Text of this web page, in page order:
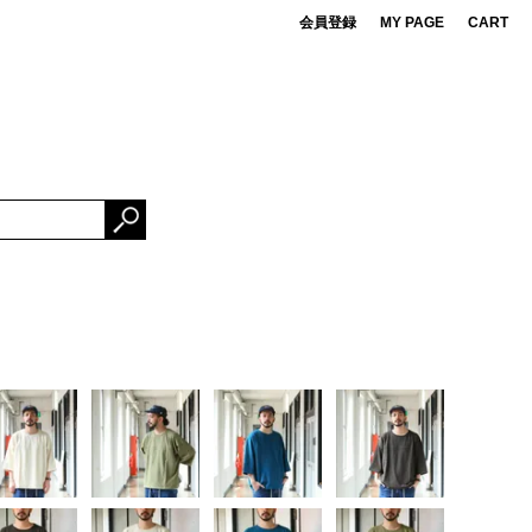
CART
MY PAGE
会員登録
FABRICS
Mountaineering